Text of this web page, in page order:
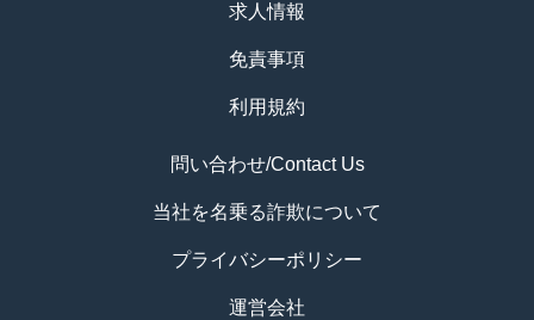
求人情報
免責事項
利用規約
問い合わせ/Contact Us
当社を名乗る詐欺について
プライバシーポリシー
運営会社